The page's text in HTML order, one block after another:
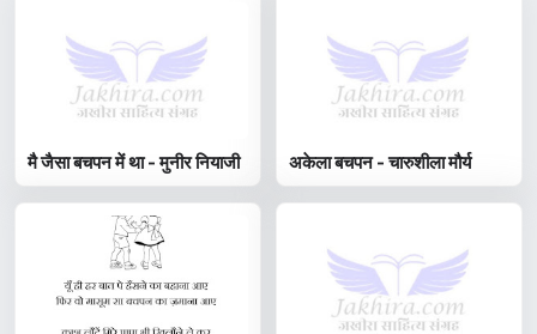
मै जैसा बचपन में था - मुनीर नियाजी अकेला बचपन - चारुशीला मौर्य